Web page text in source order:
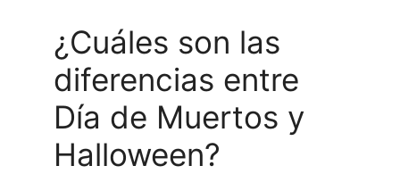
¿Cuáles son las
diferencias entre
Día de Muertos y
Halloween?